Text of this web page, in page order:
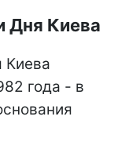
Дня Киева
Киева
года - в